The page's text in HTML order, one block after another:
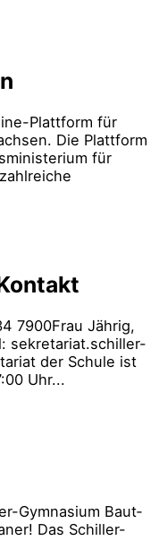
Plattform für
Die Plattform
für
7900Frau Jäh­rig,
sekretariat.schiller-
der Schu­le ist
Uhr...
Gym­na­si­um Baut­
Das Schil­ler-